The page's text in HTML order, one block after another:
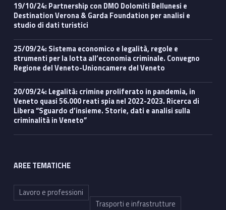
19/10/24: Partnership con DMO Dolomiti Bellunesi e
Destination Verona & Garda Foundation per analisi e
studio di dati turistici
25/09/24: Sistema economico e legalità, regole e
strumenti per la lotta all’economia criminale. Convegno
Regione del Veneto-Unioncamere del Veneto
20/09/24: Legalità: crimine proliferato in pandemia, in
Veneto quasi 56.000 reati spia nel 2022-2023. Ricerca di
Libera “Sguardo d’insieme. Storie, dati e analisi sulla
criminalità in Veneto”
AREE TEMATICHE
Lavoro e professioni
Trasporti e infrastrutture